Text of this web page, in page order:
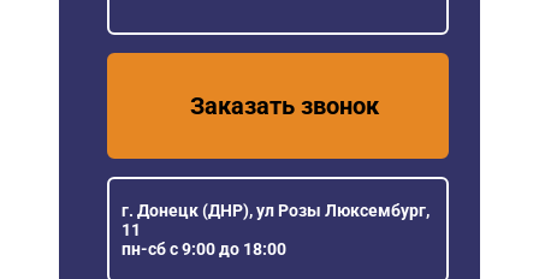
Заказать звонок
г. Донецк (ДНР), ул Розы Люксембург,
11
пн-сб с 9:00 до 18:00